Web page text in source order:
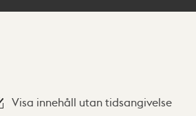
Visa innehåll utan tidsangivelse